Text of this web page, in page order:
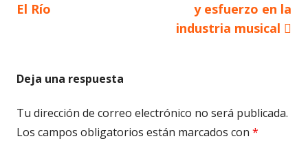
entradas
El Río
y esfuerzo en la
industria musical
Deja una respuesta
Tu dirección de correo electrónico no será publicada.
Los campos obligatorios están marcados con *